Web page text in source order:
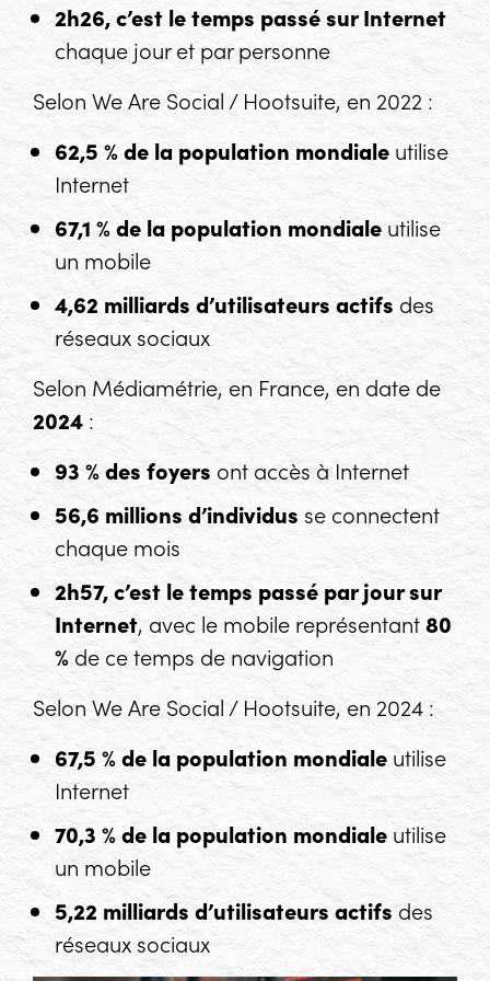
2h26, c’est le temps passé sur Internet
chaque jour et par personne
Selon We Are Social / Hootsuite, en 2022 :
62,5 % de la population mondiale utilise
Internet
67,1 % de la population mondiale utilise
un mobile
4,62 milliards d’utilisateurs actifs des
réseaux sociaux
Selon Médiamétrie, en France, en date de
2024 :
93 % des foyers ont accès à Internet
56,6 millions d’individus se connectent
chaque mois
2h57, c’est le temps passé par jour sur
Internet, avec le mobile représentant80
% de ce temps de navigation
Selon We Are Social / Hootsuite, en 2024 :
67,5 % de la population mondiale utilise
Internet
70,3 % de la population mondialeutilise
un mobile
5,22 milliards d’utilisateurs actifs des
réseaux sociaux